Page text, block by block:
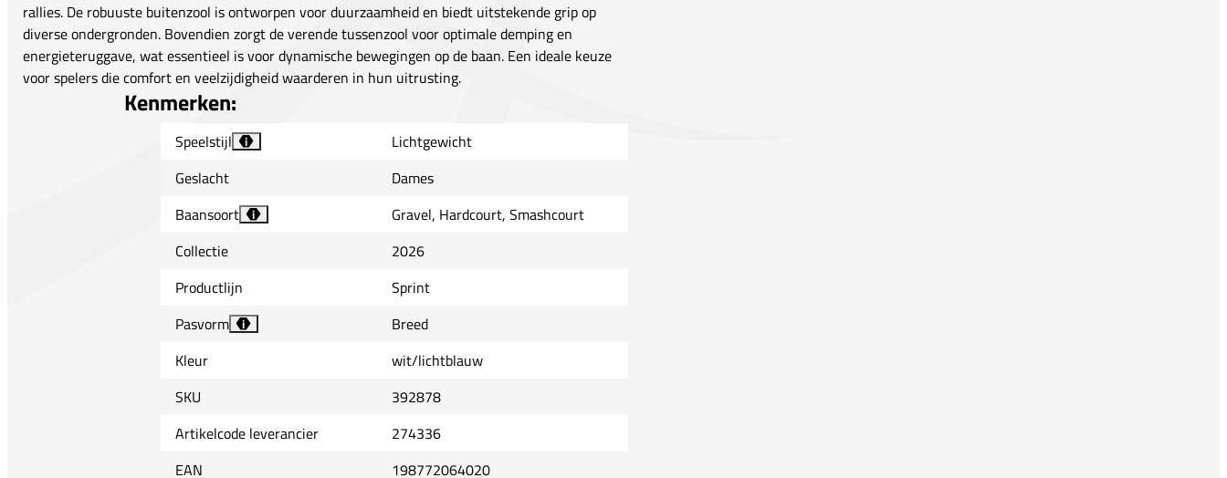
rallies. De robuuste buitenzool is ontworpen voor duurzaamheid en biedt uitstekende grip op
diverse ondergronden. Bovendien zorgt de verende tussenzool voor optimale demping en
energieteruggave, wat essentieel is voor dynamische bewegingen op de baan. Een ideale keuze
voor spelers die comfort en veelzijdigheid waarderen in hun uitrusting.
Kenmerken:
Speelstijl i
Lichtgewicht
Geslacht
Dames
Baansoort
i
Gravel, Hardcourt, Smashcourt
Collectie
2026
Productlijn
Sprint
Pasvorm
i
Breed
Kleur
wit/lichtblauw
SKU
392878
Artikelcode leverancier
274336
EAN
198772064020